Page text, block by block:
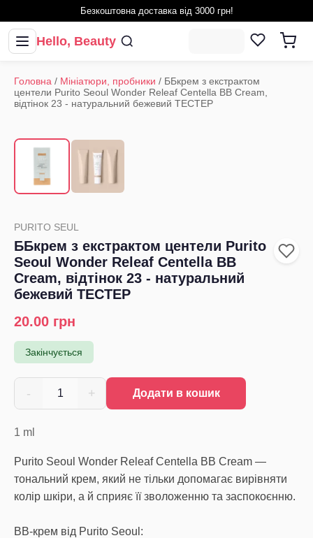
Безкоштовна доставка від 3000 грн!
Hello, Beauty
Головна / Мініатюри, пробники / ББкрем з екстрактом
центели Purito Seoul Wonder Releaf Centella BB Cream,
відтінок 23 - натуральний бежевий ТЕСТЕР
PURITO SEUL
ББкрем з екстрактом центели Purito
Seoul Wonder Releaf Centella BB
Cream, відтінок 23 - натуральний
бежевий ТЕСТЕР
20.00 грн
Закінчується
- 1 + Додати в кошик
1 ml
Purito Seoul Wonder Releaf Centella BB Cream —
тональний крем, який не тільки допомагає вирівняти
колір шкіри, а й сприяє її зволоженню та заспокоєнню.
BB-крем від Purito Seoul: